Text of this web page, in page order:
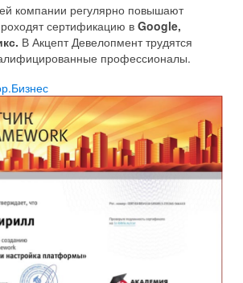
компании регулярно повышают
сертификацию в Google,
В Акцепт Девелопмент трудятся
профессионалы.